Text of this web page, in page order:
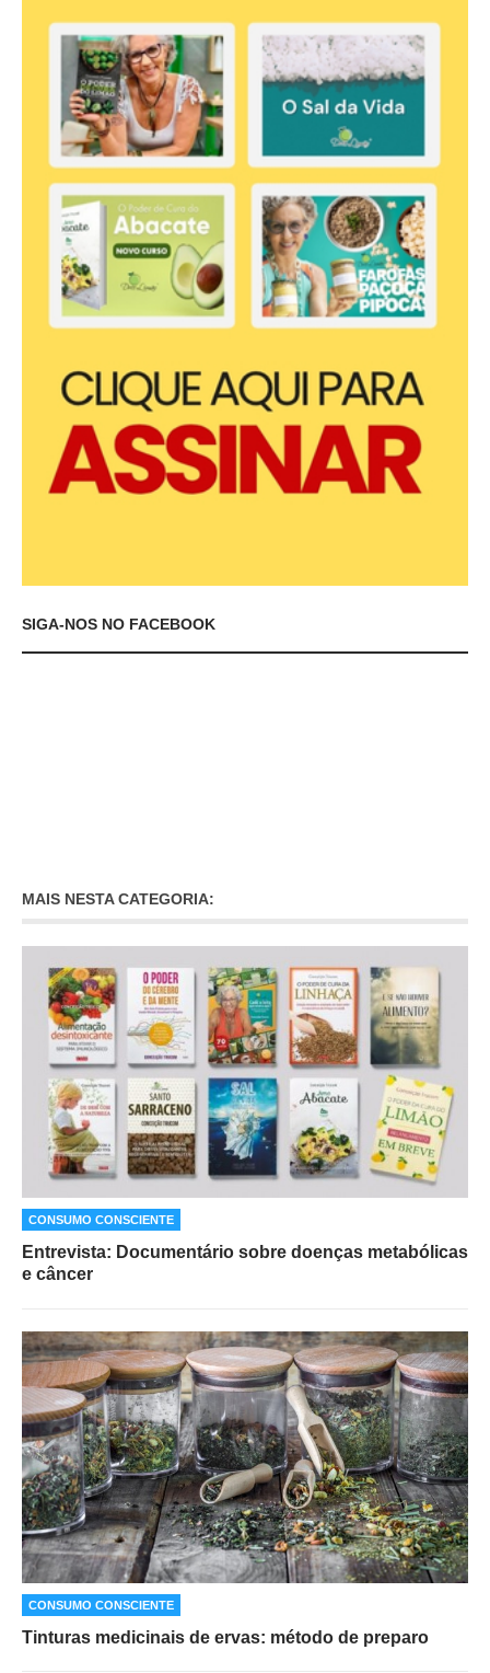
SIGA-NOS NO FACEBOOK
MAIS NESTA CATEGORIA:
CONSUMO CONSCIENTE
Entrevista: Documentário sobre doenças metabólicas
e câncer
CONSUMO CONSCIENTE
Tinturas medicinais de ervas: método de preparo